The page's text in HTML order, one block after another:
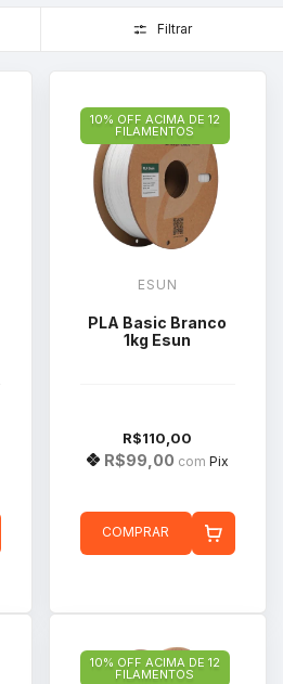
Filtrar
10% OFF ACIMA DE 12
FILAMENTOS
ESUN
PLA Basic Branco
1kg Esun
R$110,00
R$99,00 com Pix
COMPRAR
10% OFF ACIMA DE 12
FILAMENTOS